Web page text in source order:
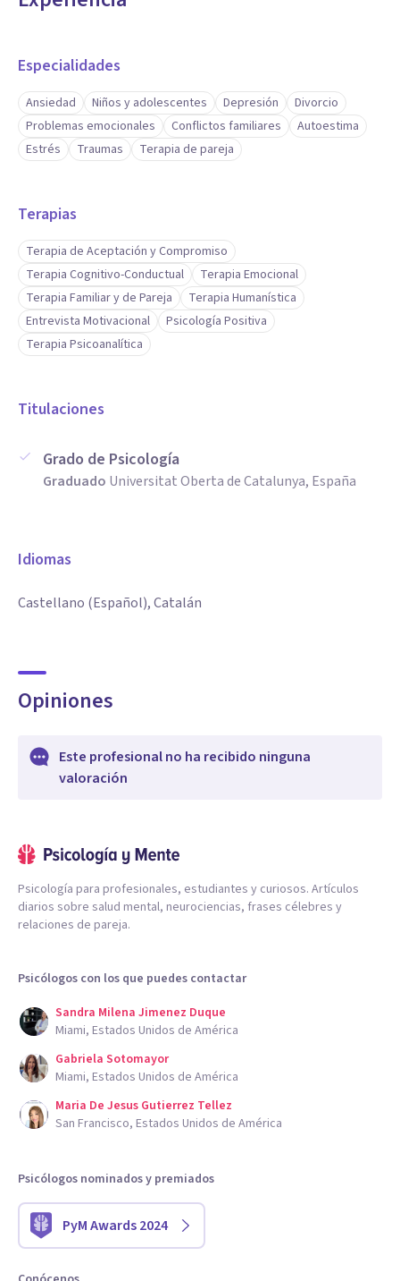
Especialidades
Ansiedad Niños y adolescentes Depresión
Divorcio
Problemas emocionales
Conflictos familiares
Autoestima
Estrés
Traumas Terapia de pareja
Terapias
Terapia de Aceptación y Compromiso
Terapia Cognitivo-Conductual
Terapia Emocional
Terapia Familiar y de Pareja
Terapia Humanística
Entrevista Motivacional
Psicología Positiva
Terapia Psicoanalítica
Titulaciones
Grado de Psicología
Graduado Universitat Oberta de Catalunya, España
Idiomas
Castellano (Español), Catalán
Opiniones
Este profesional no ha recibido ninguna
valoración
Psicología para profesionales, estudiantes y curiosos. Artículos
diarios sobre salud mental, neurociencias, frases célebres y
relaciones de pareja.
Psicólogos con los que puedes contactar
Sandra Milena Jimenez Duque
Miami, Estados Unidos de América
Gabriela Sotomayor
Miami, Estados Unidos de América
Maria De Jesus Gutierrez Tellez
San Francisco, Estados Unidos de América
Psicólogos nominados y premiados
PyM Awards 2024